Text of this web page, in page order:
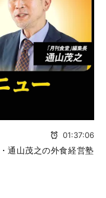
01:37:06
通山茂之の外食経営塾